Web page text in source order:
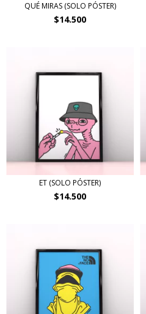
QUÉ MIRAS (SOLO PÓSTER)
$14.500
ET (SOLO PÓSTER)
$14.500